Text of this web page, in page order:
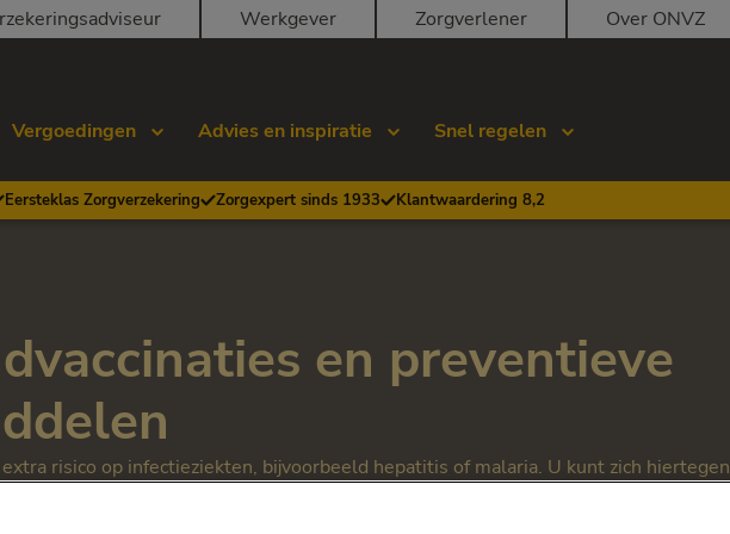
Werkgever Zorgverlener
Over ONVZ
Vergoedingen Advies en inspiratie Snel regelen
Eersteklas Zorgverzekering Zorgexpert sinds 1933 Klantwaardering 8,2
en preventieve
risico op infectieziekten, bijvoorbeeld hepatitis of malaria. U kunt zich hiertegen